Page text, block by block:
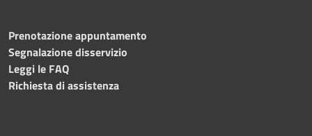
Prenotazione appuntamento
Segnalazione disservizio
Leggi le FAQ
Richiesta di assistenza